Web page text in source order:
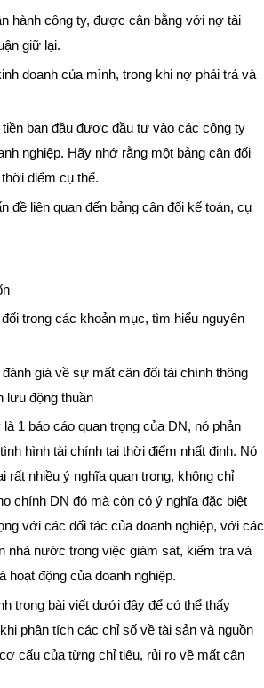
hành công ty, được cân bằng với nợ tài
giữ lại.
doanh của mình, trong khi nợ phải trả và
ban đầu được đầu tư vào các công ty
nghiệp. Hãy nhớ rằng một bảng cân đối
điểm cụ thể.
đề liên quan đến bảng cân đối kế toán, cụ
trong các khoản mục, tìm hiểu nguyên
giá về sự mất cân đối tài chính thông
lưu động thuần
1 báo cáo quan trọng của DN, nó phản
hình tài chính tại thời điểm nhất định. Nó
rất nhiều ý nghĩa quan trọng, không chỉ
chính DN đó mà còn có ý nghĩa đặc biệt
với các đối tác của doanh nghiệp, với các
nhà nước trong việc giám sát, kiểm tra và
hoạt động của doanh nghiệp.
trong bài viết dưới đây để có thể thấy
phân tích các chỉ số về tài sản và nguồn
cấu của từng chỉ tiêu, rủi ro về mất cân